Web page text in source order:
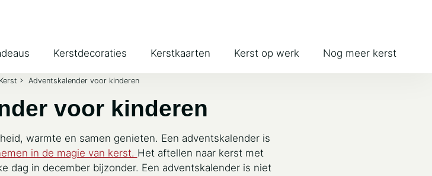
Kerstdecoraties Kerstkaarten Kerst op werk Nog meer kerst
Adventskalender voor kinderen
voor kinderen
warmte en samen genieten. Een adventskalender is
in de magie van kerst. Het aftellen naar kerst met
dag in december bijzonder. Een adventskalender is niet